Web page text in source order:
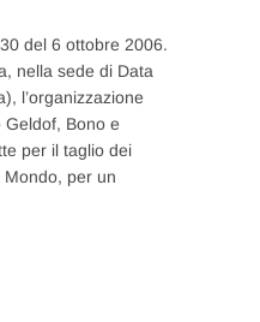
del 6 ottobre 2006.
nella sede di Data
l’organizzazione
Bono e
per il taglio dei
Mondo, per un